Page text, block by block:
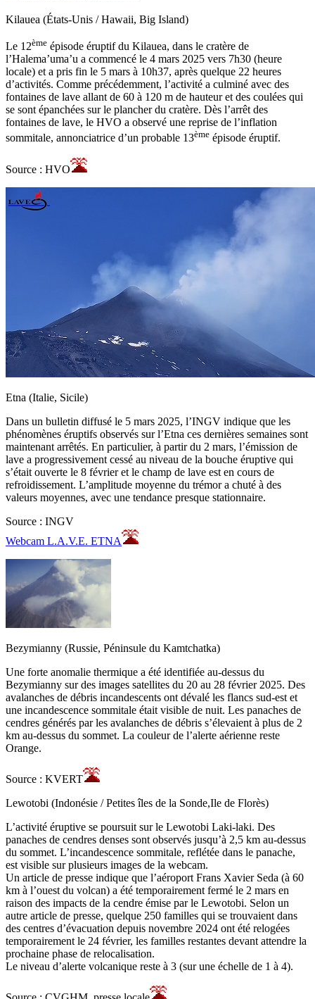
Kilauea (États-Unis / Hawaii, Big Island)
Le 12ème épisode éruptif du Kilauea, dans le cratère de
l’Halema’uma’u a commencé le 4 mars 2025 vers 7h30 (heure
locale) et a pris fin le 5 mars à 10h37, après quelque 22 heures
d’activités. Comme précédemment, l’activité a culminé avec des
fontaines de lave allant de 60 à 120 m de hauteur et des coulées qui
se sont épanchées sur le plancher du cratère. Dès l’arrêt des
fontaines de lave, le HVO a observé une reprise de l’inflation
sommitale, annonciatrice d’un probable 13ème épisode éruptif.
Source : HVO
Etna (Italie, Sicile)
Dans un bulletin diffusé le 5 mars 2025, l’INGV indique que les
phénomènes éruptifs observés sur l’Etna ces dernières semaines sont
maintenant arrêtés. En particulier, à partir du 2 mars, l’émission de
lave a progressivement cessé au niveau de la bouche éruptive qui
s’était ouverte le 8 février et le champ de lave est en cours de
refroidissement. L’amplitude moyenne du trémor a chuté à des
valeurs moyennes, avec une tendance presque stationnaire.
Source : INGV
Webcam L.A.V.E. ETNA
Bezymianny (Russie, Péninsule du Kamtchatka)
Une forte anomalie thermique a été identifiée au-dessus du
Bezymianny sur des images satellites du 20 au 28 février 2025. Des
avalanches de débris incandescents ont dévalé les flancs sud-est et
une incandescence sommitale était visible de nuit. Les panaches de
cendres générés par les avalanches de débris s’élevaient à plus de 2
km au-dessus du sommet. La couleur de l’alerte aérienne reste
Orange.
Source : KVERT
Lewotobi (Indonésie / Petites îles de la Sonde,Ile de Florès)
L’activité éruptive se poursuit sur le Lewotobi Laki-laki. Des
panaches de cendres denses sont observés jusqu’à 2,5 km au-dessus
du sommet. L’incandescence sommitale, reflétée dans le panache,
est visible sur plusieurs images de la webcam.
Un article de presse indique que l’aéroport Frans Xavier Seda (à 60
km à l’ouest du volcan) a été temporairement fermé le 2 mars en
raison des impacts de la cendre émise par le Lewotobi. Selon un
autre article de presse, quelque 250 familles qui se trouvaient dans
des centres d’évacuation depuis novembre 2024 ont été relogées
temporairement le 24 février, les familles restantes devant attendre la
prochaine phase de relocalisation.
Le niveau d’alerte volcanique reste à 3 (sur une échelle de 1 à 4).